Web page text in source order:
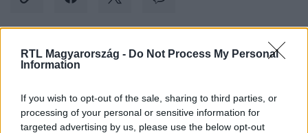
RTL Magyarország - Do Not Process My Personal
Information
If you wish to opt-out of the sale, sharing to third parties, or
processing of your personal or sensitive information for
targeted advertising by us, please use the below opt-out
Kövess minket, és értesülj a friss hírekről a
Követem